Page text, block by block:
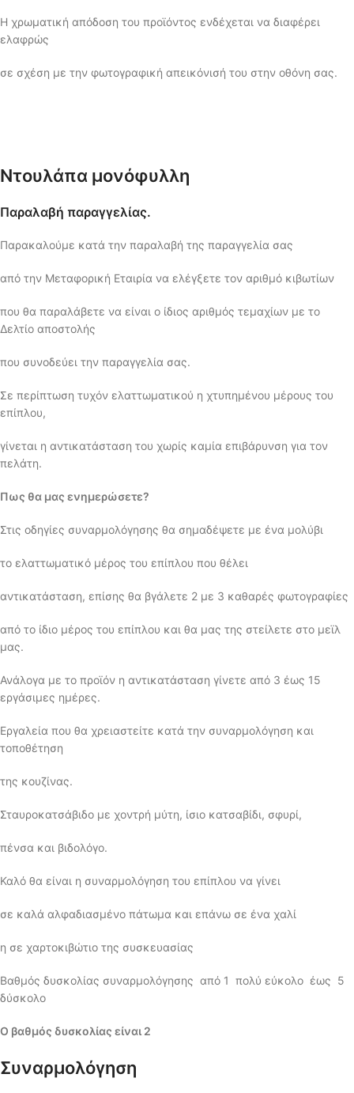
Η χρωματική απόδοση του προϊόντος ενδέχεται να διαφέρει
ελαφρώς
σε σχέση με την φωτογραφική απεικόνισή του στην οθόνη σας.
Ντουλάπα μονόφυλλη
Παραλαβή παραγγελίας.
Παρακαλούμε κατά την παραλαβή της παραγγελία σας
από την Μεταφορική Εταιρία να ελέγξετε τον αριθμό κιβωτίων
που θα παραλάβετε να είναι ο ίδιος αριθμός τεμαχίων με το
Δελτίο αποστολής
που συνοδεύει την παραγγελία σας.
Σε περίπτωση τυχόν ελαττωματικού η χτυπημένου μέρους του
επίπλου,
γίνεται η αντικατάσταση του χωρίς καμία επιβάρυνση για τον
πελάτη.
Πως θα μας ενημερώσετε?
Στις οδηγίες συναρμολόγησης θα σημαδέψετε με ένα μολύβι
το ελαττωματικό μέρος του επίπλου που θέλει
αντικατάσταση, επίσης θα βγάλετε 2 με 3 καθαρές φωτογραφίες
από το ίδιο μέρος του επίπλου και θα μας της στείλετε στο μεϊλ
μας.
Ανάλογα με το προϊόν η αντικατάσταση γίνετε από 3 έως 15
εργάσιμες ημέρες.
Εργαλεία που θα χρειαστείτε κατά την συναρμολόγηση και
τοποθέτηση
της κουζίνας.
Σταυροκατσάβιδο με χοντρή μύτη, ίσιο κατσαβίδι, σφυρί,
πένσα και βιδολόγο.
Καλό θα είναι η συναρμολόγηση του επίπλου να γίνει
σε καλά αλφαδιασμένο πάτωμα και επάνω σε ένα χαλί
η σε χαρτοκιβώτιο της συσκευασίας
Βαθμός δυσκολίας συναρμολόγησης από 1 πολύ εύκολο έως 5
δύσκολο
Ο βαθμός δυσκολίας είναι 2
Συναρμολόγηση